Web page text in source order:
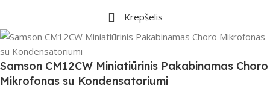
Krepšelis
Samson CM12CW Miniatiūrinis Pakabinamas Choro
Mikrofonas su Kondensatoriumi